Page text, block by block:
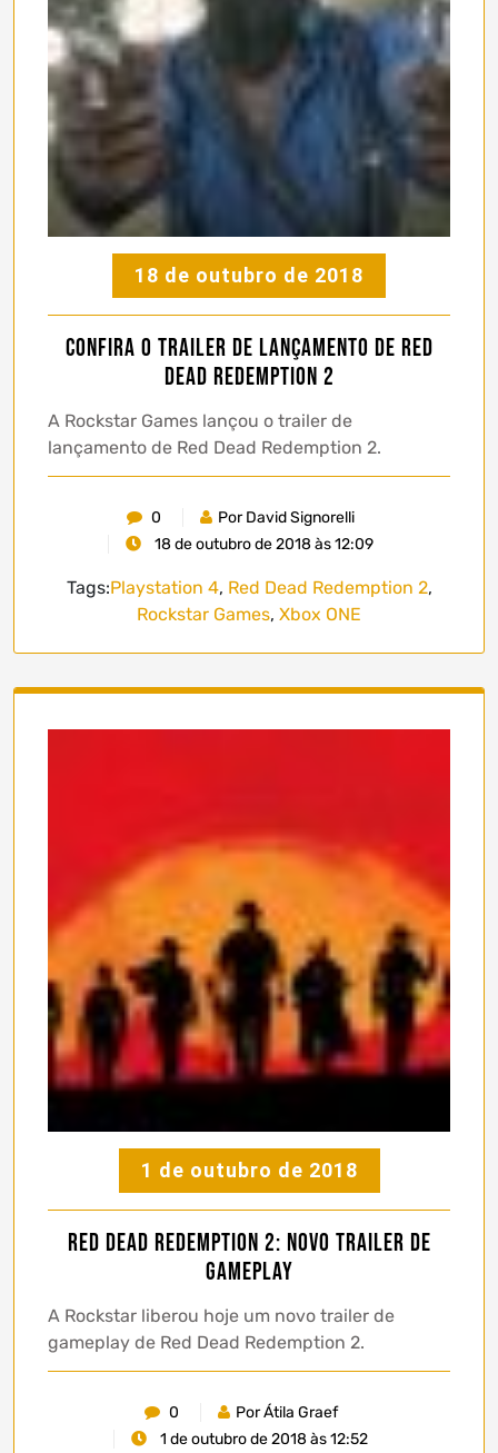
18 de outubro de 2018
Confira o trailer de lançamento de Red
Dead Redemption 2
A Rockstar Games lançou o trailer de
lançamento de Red Dead Redemption 2.
0
Por David Signorelli
18 de outubro de 2018 às 12:09
Tags:Playstation 4, Red Dead Redemption 2,
Rockstar Games, Xbox ONE
1 de outubro de 2018
Red Dead Redemption 2: Novo trailer de
gameplay
A Rockstar liberou hoje um novo trailer de
gameplay de Red Dead Redemption 2.
0
Por Átila Graef
1 de outubro de 2018 às 12:52